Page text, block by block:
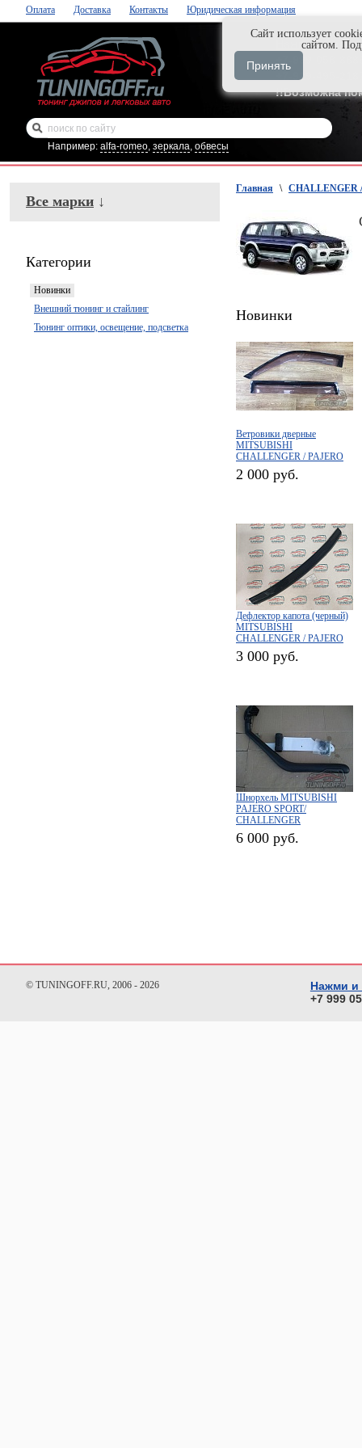
Оплата Доставка Контакты Юридическая информация
Нажми и
+7-929-495-
!!Возможна
Например: alfa-romeo, зеркала, обвесы
Все марки ↓
Категории
Новинки
Внешний тюнинг и стайлинг
Тюнинг оптики, освещение, подсветка
Главная \ CHALLENGER
Новинки
Ветровики дверные
MITSUBISHI
CHALLENGER / PAJERO
SPORT
2 000 руб.
Дефлектор капота (черный)
MITSUBISHI
CHALLENGER / PAJERO
SPORT
3 000 руб.
Шнорхель MITSUBISHI
PAJERO SPORT/
CHALLENGER
6 000 руб.
© TUNINGOFF.RU, 2006 - 2026
Нажми и
+7 999
Cайт использует
сайтом.
Принять